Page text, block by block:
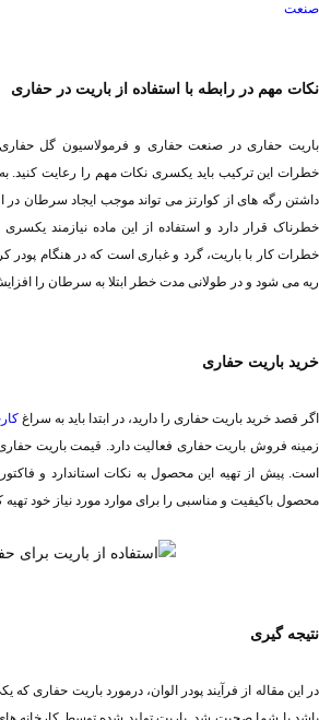
صنعت
نکات مهم در رابطه با استفاده از باریت در حفاری
ریه می شود و در طولانی مدت خطر ابتلا به سرطان را
خرید باریت حفاری
اگر قصد خرید باریت حفاری را دارید، در ابتدا باید به سراغ
محصول باکیفیت و مناسبی را برای موارد مورد نیاز خود تهیه
نتیجه گیری